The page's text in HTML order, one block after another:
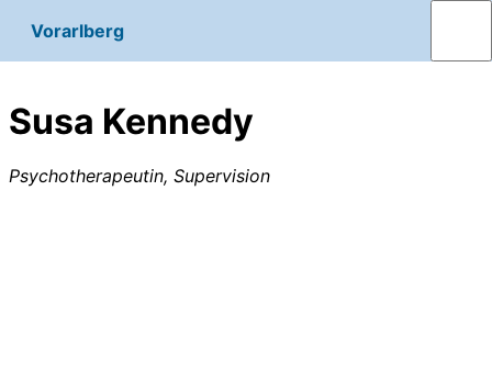
Vorarlberg
Susa Kennedy
Psychotherapeutin, Supervision